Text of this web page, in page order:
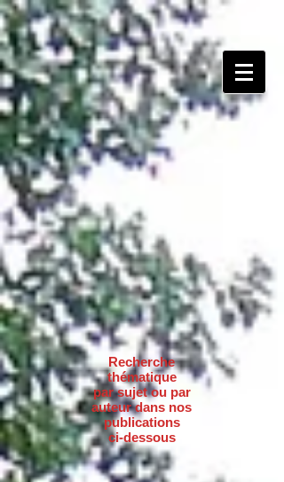
Recherche
thématique
par sujet ou par
auteur dans nos
publications
ci-dessous